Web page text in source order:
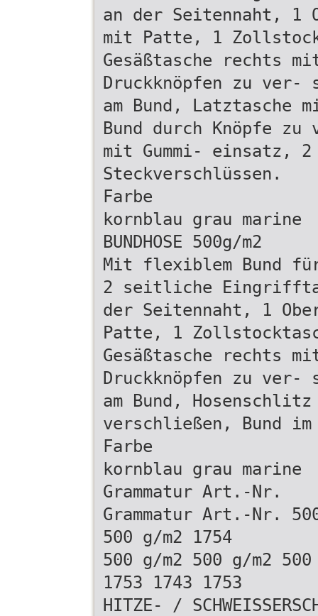
an der Seitennaht, 1
mit Patte, 1
Gesäßtasche rechts
Druckknöpfen zu
am Bund, Latztasche
Bund durch Knöpfe zu
mit Gummi- einsatz,
Steckverschlüssen.
Farbe
kornblau grau marine
BUNDHOSE 500g/m2
Mit flexiblem Bund
2 seitliche
der Seitennaht, 1
Patte, 1
Gesäßtasche rechts
Druckknöpfen zu
am Bund,
verschließen, Bund im
Farbe
kornblau grau marine
Grammatur Art.-Nr.
Grammatur Art.-Nr.
500 g/m2 1754
500 g/m2 500 g/m2 500
1753 1743 1753
HITZE- /